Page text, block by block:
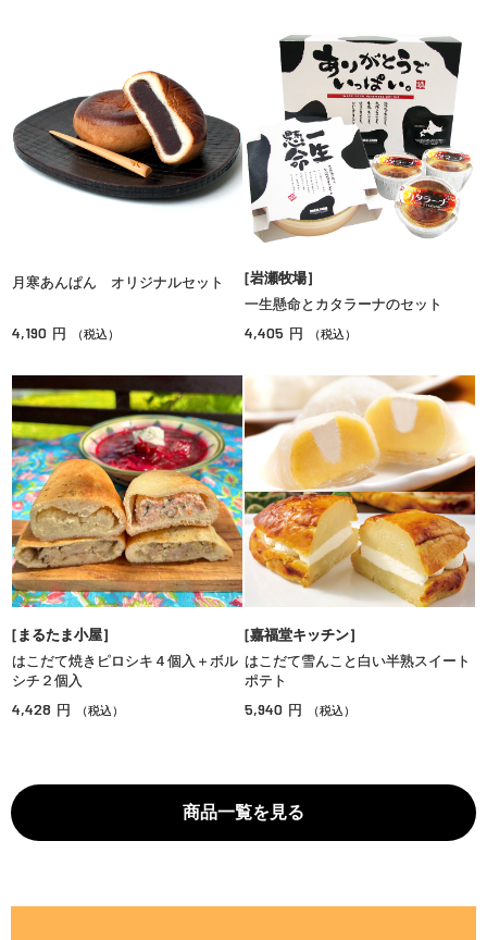
月寒あんぱん オリジナルセット
4,190 円 （税込）
［岩瀬牧場］
一生懸命とカタラーナのセット
4,405 円 （税込）
［まるたま小屋］
はこだて焼きピロシキ４個入＋ボル
シチ２個入
4,428 円 （税込）
［嘉福堂キッチン］
はこだて雪んこと白い半熟スイート
ポテト
5,940 円 （税込）
商品一覧を見る